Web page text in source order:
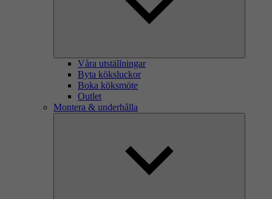
Våra utställningar
Byta köksluckor
Boka köksmöte
Outlet
Montera & underhålla